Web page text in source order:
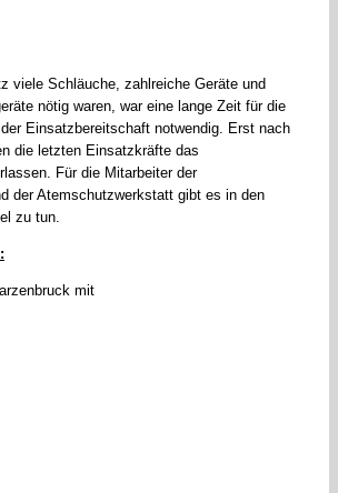
viele Schläuche, zahlreiche Geräte und
nötig waren, war eine lange Zeit für die
Einsatzbereitschaft notwendig. Erst nach
die letzten Einsatzkräfte das
Für die Mitarbeiter der
der Atemschutzwerkstatt gibt es in den
zu tun.
mit